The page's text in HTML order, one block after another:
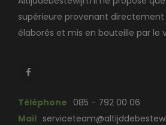
supérieure provenant
élaborés et mis en bouteille par le
Téléphone 085 - 792 00 06
Mail